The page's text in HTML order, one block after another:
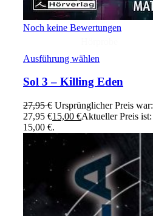
Noch keine Bewertungen
Ausführung wählen
Sol 3 – Killing Eden
27,95€ Ursprünglicher Preis war:
27,95 €15,00 €Aktueller Preis ist:
15,00 €.